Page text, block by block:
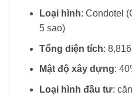
Loại hình: Condotel
5 sao)
Tổng diện tích:
Mật độ xây dựng:
Loại hình đầu tư: